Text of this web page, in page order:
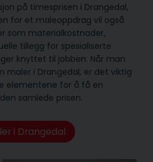
på timesprisen i Drangedal,
for et maleoppdrag vil også
som materialkostnader,
tillegg for spesialiserte
knyttet til jobben. Når man
maler i Drangedal, er det viktig
elementene for å få en
samlede prisen.
i Drangedal